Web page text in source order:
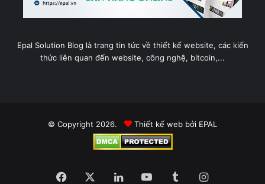
Epal Solution Blog là trang tin tức về thiết kế website, các kiến
thức liên quan đến website, công nghệ, bitcoin,...
© Copyright 2026. Thiết kế web bởi EPAL
Facebook LinkedInYouTubeTumblrInstagram